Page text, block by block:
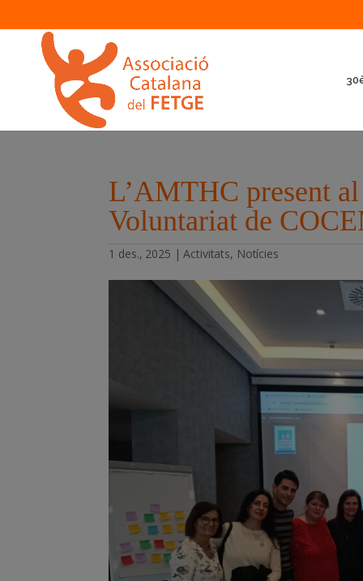
L’AMTHC present
Voluntariat de
1 des., 2025 |Activitats, Notícies